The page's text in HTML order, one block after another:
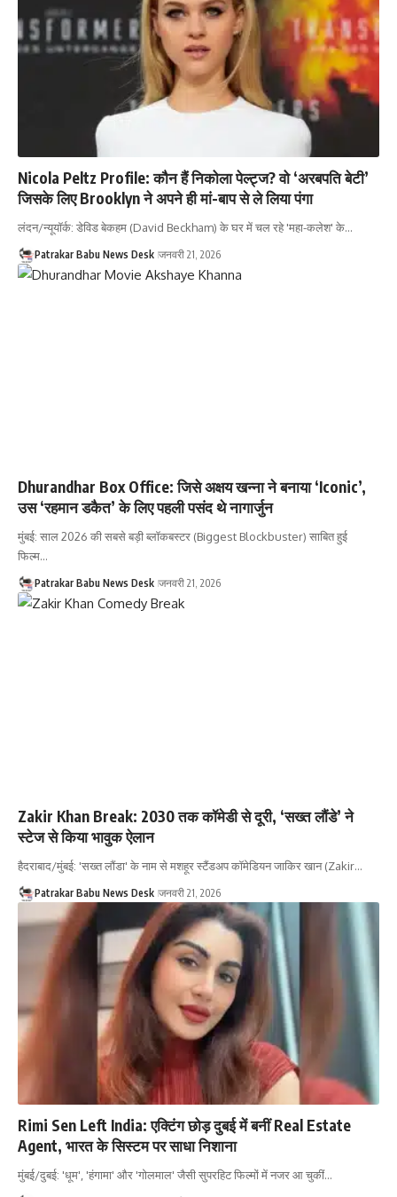
Nicola Peltz Profile: कौन हैं निकोला पेल्ट्ज? वो ‘अरबपति बेटी’
जिसके लिए Brooklyn ने अपने ही मां-बाप से ले लिया पंगा
लंदन/न्यूयॉर्क: डेविड बेकहम (David Beckham) के घर में चल रहे 'महा-कलेश' के…
Patrakar Babu News Desk जनवरी 21, 2026
Dhurandhar Box Office: जिसे अक्षय खन्ना ने बनाया ‘Iconic’,
उस ‘रहमान डकैत’ के लिए पहली पसंद थे नागार्जुन
मुंबई: साल 2026 की सबसे बड़ी ब्लॉकबस्टर (Biggest Blockbuster) साबित हुई
फिल्म…
Patrakar Babu News Desk जनवरी 21, 2026
Zakir Khan Break: 2030 तक कॉमेडी से दूरी, ‘सख्त लौंडे’ ने
स्टेज से किया भावुक ऐलान
हैदराबाद/मुंबई: 'सख्त लौंडा' के नाम से मशहूर स्टैंडअप कॉमेडियन जाकिर खान (Zakir…
Patrakar Babu News Desk जनवरी 21, 2026
Rimi Sen Left India: एक्टिंग छोड़ दुबई में बनीं Real Estate
Agent, भारत के सिस्टम पर साधा निशाना
मुंबई/दुबई: 'धूम', 'हंगामा' और 'गोलमाल' जैसी सुपरहिट फिल्मों में नजर आ चुकीं…